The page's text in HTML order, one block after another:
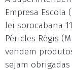
Empresa Escola
lei sorocabana
Péricles Régis
vendem
sejam